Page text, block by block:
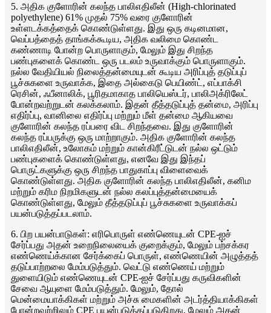
5. அதிக குளோரின் கலந்த பாலிஎதிலீன் (High-chlorinated
polyethylene) 61% முதல் 75% வரை குளோரின்
உள்ளடக்கத்தைக் கொண்டுள்ளது. இது ஒரு கடினமான,
வெப்பத்தைத் தாங்கக்கூடிய, அதிக வலிமை கொண்ட
கண்ணாடி போன்ற பொருளாகும், மேலும் இது சிறந்த
பண்புகளைக் கொண்ட ஒரு படலம் உருவாக்கும் பொருளாகும்.
நல்ல வேதியியல் நிலைத்தன்மையுடன் கூடிய அரிப்புத் தடுப்புப்
பூச்சுகளை உருவாக்க, இதை அல்கைடு பெயிண்ட், எப்பாக்சி
ரெசின், ஃபீனாலிக், பூரிதமாகாத பாலியெஸ்டர், பாலிஅக்ரிலேட்
போன்றவற்றுடன் கலக்கலாம். இதன் தீத்தடுப்புத் தன்மை, அரிப்பு
எதிர்ப்பு, வானிலை எதிர்ப்பு மற்றும் மீள் தன்மை ஆகியவை
குளோரின் கலந்த ரப்பரை விட சிறந்தவை. இது குளோரின்
கலந்த ரப்பருக்கு ஒரு மாற்றாகும். அதிக குளோரின் கலந்த
பாலிஎதிலீன், உலோகம் மற்றும் கான்கிரீட்டுடன் நல்ல ஒட்டும்
பண்புகளைக் கொண்டுள்ளது, எனவே இது இந்தப்
பொருட்களுக்கு ஒரு சிறந்த பாதுகாப்பு விளைவைக்
கொண்டுள்ளது. அதிக குளோரின் கலந்த பாலிஎதிலீன், கனிம
மற்றும் கரிம நிறமிகளுடன் நல்ல கலப்புத்தன்மையைக்
கொண்டுள்ளது, மேலும் தீத்தடுப்புப் பூச்சுகளை உருவாக்கப்
பயன்படுத்தப்படலாம்.
6. பிற பயன்பாடுகள்: எரிபொருள் எண்ணெயுடன் CPE-ஐச்
சேர்ப்பது அதன் உறைநிலையைக் குறைக்கும், மேலும் பற்சக்கர
எண்ணெய்க்கான சேர்க்கைப் பொருள், எண்ணெயின் அழுத்தத்
தடுப்பாற்றலை மேம்படுத்தும். வெட்டு எண்ணெய் மற்றும்
துளையிடும் எண்ணெயுடன் CPE-ஐச் சேர்ப்பது கருவிகளின்
சேவை ஆயுளை மேம்படுத்தும். மேலும், தோல்
மென்மையாக்கிகள் மற்றும் அச்சு மைகளின் அடர்த்தியாக்கிகள்
போன்றவற்றிலும் CPE பயன்படுத்தப்படுகிறது, மேலும் அதன்